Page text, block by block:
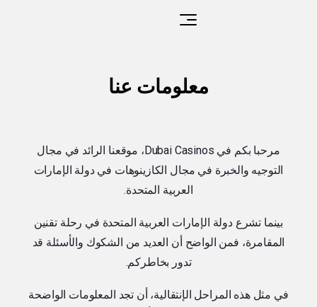
معلومات عنا
مرحبا بكم في Dubai Casinos، موقعنا الرائد في مجال
التوجيه والخبرة في مجال الكازينوهات في دولة الإمارات
العربية المتحدة.
بينما تشرع دولة الإمارات العربية المتحدة في رحلة تقنين
المقامرة، فمن الواضح أن العديد من الشكوك والأسئلة قد
تدور بخاطركم.
في مثل هذه المراحل الإنتقالية، أن تجد المعلومات الواضحة